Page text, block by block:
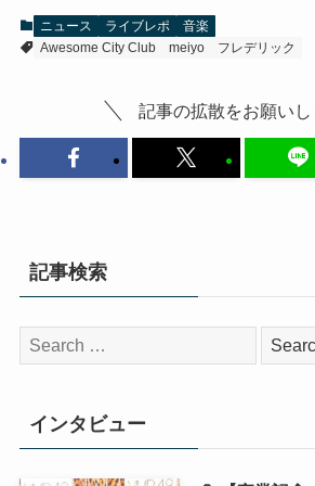
ニュース ライブレポ
音楽
Awesome City Club
meiyo フレデリック
記事の拡散をお願いし
記事検索
検
索:
インタビュー